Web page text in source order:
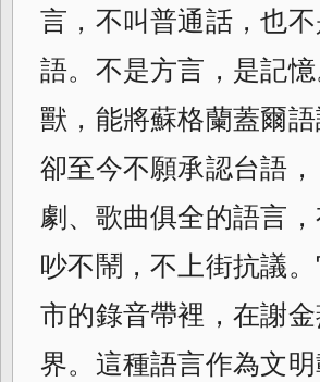
言，不叫普通話，也
語。不是方言，是記
獸，能將蘇格蘭蓋爾
卻至今不願承認台語
劇、歌曲俱全的語言
吵不鬧，不上街抗議
市的錄音帶裡，在謝
界。這種語言作為文